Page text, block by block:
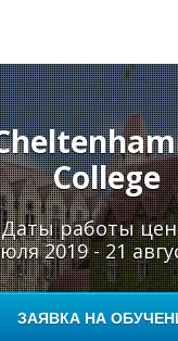
College
Даты работы
2019 - 21
ЗАЯВКА НА